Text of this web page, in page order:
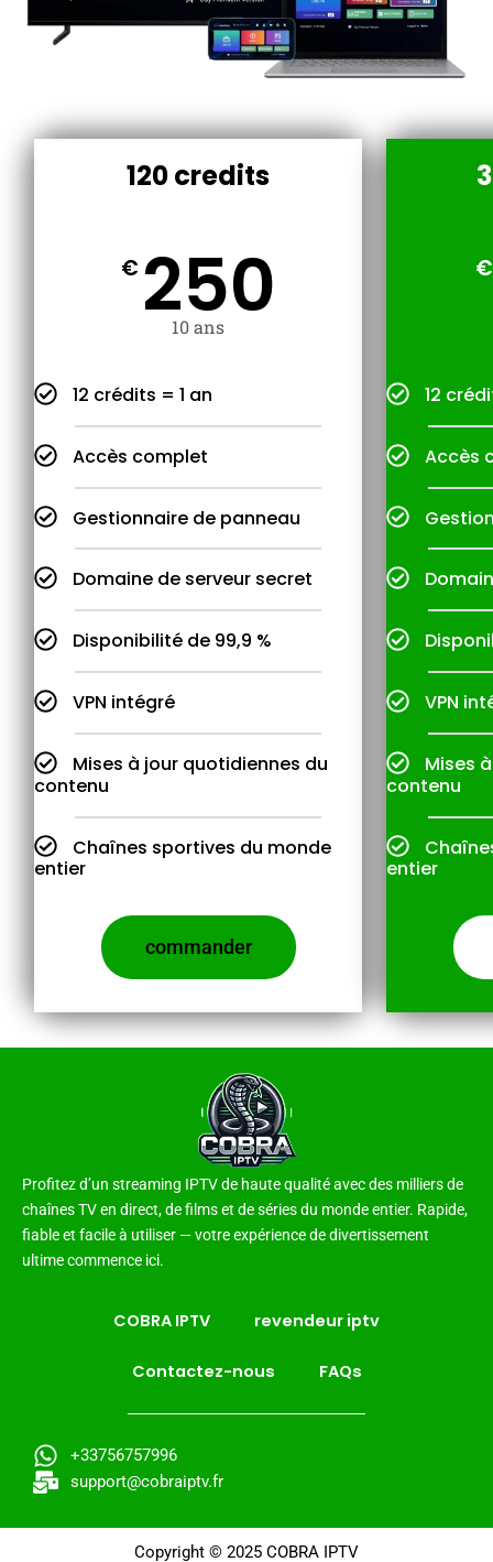
120 credits
€ 250
10 ans
12 crédits = 1 an
Accès complet
Gestionnaire de panneau
Domaine de serveur secret
Disponibilité de 99,9 %
VPN intégré
Mises à jour quotidiennes du
contenu
Chaînes sportives du monde
entier
commander
€
12
Accès
VPN
Mises
contenu
entier
Profitez d’un streaming IPTV de haute qualité avec des milliers de
chaînes TV en direct, de films et de séries du monde entier. Rapide,
fiable et facile à utiliser — votre expérience de divertissement
ultime commence ici.
COBRA IPTV revendeur iptv
Contactez-nous FAQs
+33756757996
support@cobraiptv.fr
Copyright © 2025 COBRA IPTV